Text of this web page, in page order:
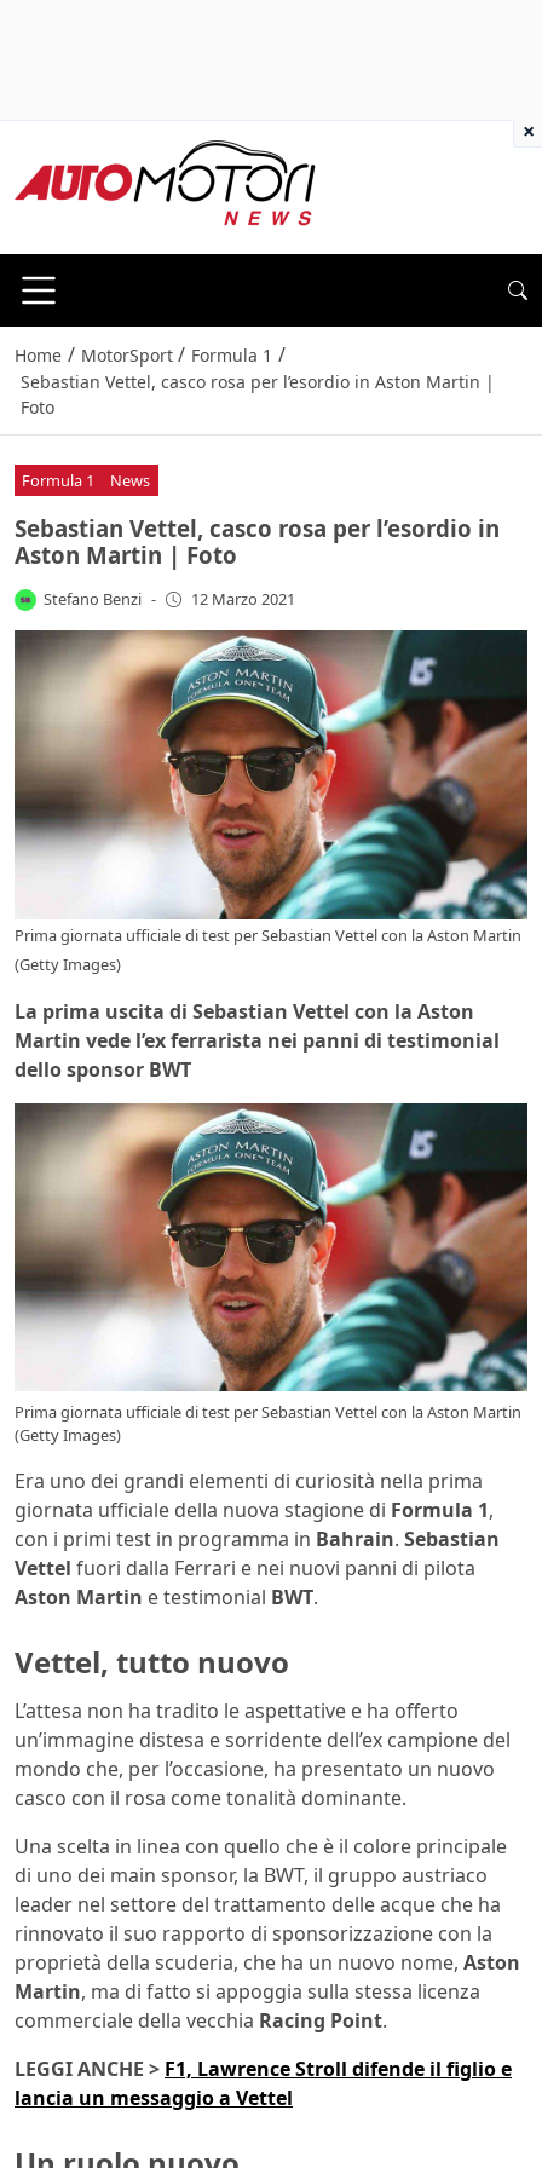
Home / MotorSport / Formula 1 /
Sebastian Vettel, casco rosa per l’esordio in Aston Martin |
Foto
Formula 1 News
Sebastian Vettel, casco rosa per l’esordio in
Aston Martin | Foto
Stefano Benzi - 12 Marzo 2021
Prima giornata ufficiale di test per Sebastian Vettel con la Aston Martin
(Getty Images)
La prima uscita di Sebastian Vettel con la Aston
Martin vede l’ex ferrarista nei panni di testimonial
dello sponsor BWT
Prima giornata ufficiale di test per Sebastian Vettel con la Aston Martin
(Getty Images)
Era uno dei grandi elementi di curiosità nella prima
giornata ufficiale della nuova stagione di Formula 1,
con i primi test in programma in Bahrain. Sebastian
Vettel fuori dalla Ferrari e nei nuovi panni di pilota
Aston Martin e testimonial BWT.
Vettel, tutto nuovo
L’attesa non ha tradito le aspettative e ha offerto
un’immagine distesa e sorridente dell’ex campione del
mondo che, per l’occasione, ha presentato un nuovo
casco con il rosa come tonalità dominante.
Una scelta in linea con quello che è il colore principale
di uno dei main sponsor, la BWT, il gruppo austriaco
leader nel settore del trattamento delle acque che ha
rinnovato il suo rapporto di sponsorizzazione con la
proprietà della scuderia, che ha un nuovo nome, Aston
Martin, ma di fatto si appoggia sulla stessa licenza
commerciale della vecchia Racing Point.
LEGGI ANCHE > F1, Lawrence Stroll difende il figlio e
lancia un messaggio a Vettel
×